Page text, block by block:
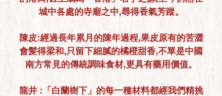
城中各處的寺廟之中,尋得香氣芳蹤。
陳皮:經過長年累月的陳年過程,果皮原有的苦澀
會髪得梁和,只留下細膩的橘橙甜香,不單是中國
南方常見的傳統調味食材,更具有藥用價值。
龍井 :「白蘭樹下」的每一種材料都經我們精挑